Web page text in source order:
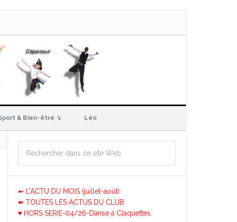
& Bien-être ↴ Léo
➼ L'ACTU DU MOIS (juillet-août)
➽ TOUTES LES ACTUS DU CLUB
♥ HORS SERIE-04/26-Danse à Claquettes